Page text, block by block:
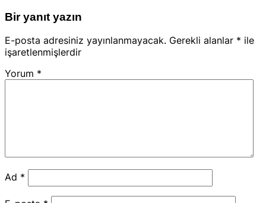
Bir yanıt yazın
E-posta adresiniz yayınlanmayacak. Gerekli alanlar * ile
işaretlenmişlerdir
Yorum *
Ad *